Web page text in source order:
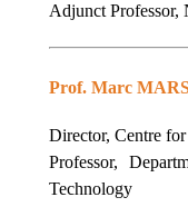
Adjunct Professor,
Prof. Marc
Director, Centre
Professor,
Technology